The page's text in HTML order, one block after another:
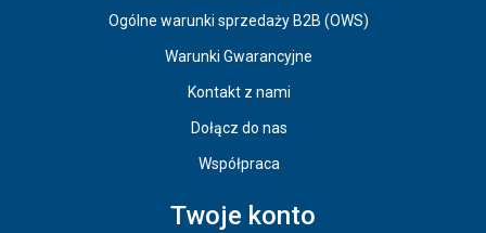
Ogólne warunki sprzedaży B2B (OWS)
Warunki Gwarancyjne
Kontakt z nami
Dołącz do nas
Współpraca
Twoje konto